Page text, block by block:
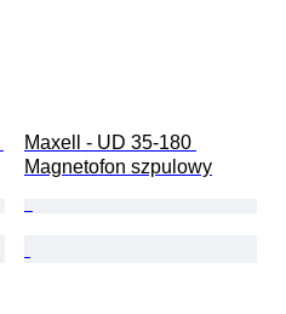
Maxell - UD 35-180
Magnetofon szpulowy